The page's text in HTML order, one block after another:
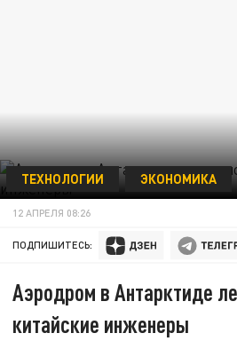
ТЕХНОЛОГИИ ЭКОНОМИКА
12 АПРЕЛЯ 08:26
ПОДПИШИТЕСЬ:
Аэродром в Антарктиде
китайские инженеры